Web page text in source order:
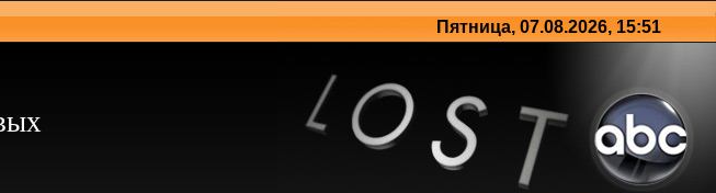
Пятница, 07.08.2026, 15:51